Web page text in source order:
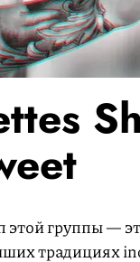
группы —
традициях